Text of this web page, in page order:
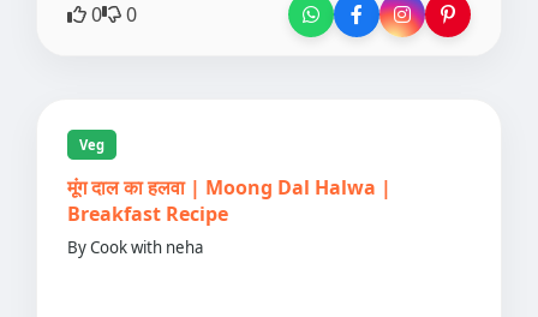
0 0
Veg
मूंग दाल का हलवा | Moong Dal Halwa |
Breakfast Recipe
By Cook with neha